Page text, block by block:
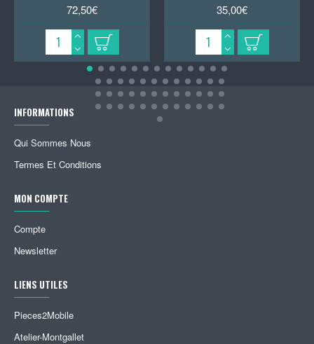
72,50€ 35,00€
INFORMATIONS
Qui Sommes Nous
Termes Et Conditions
MON COMPTE
Compte
Newsletter
LIENS UTILES
Pieces2Mobile
Atelier-Montgallet